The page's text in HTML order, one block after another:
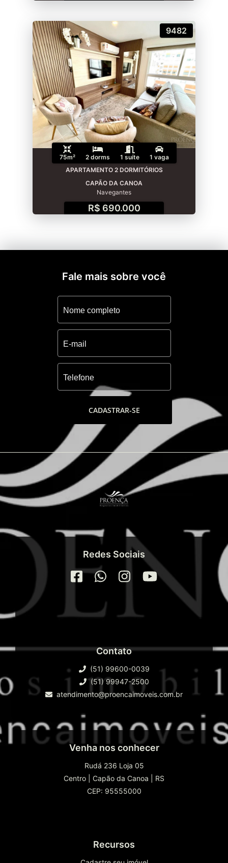
9482
75m² 2 dorms 1 suíte
1 vaga
APARTAMENTO 2 DORMITÓRIOS
CAPÃO DA CANOA
Navegantes
R$ 690.000
Fale mais sobre você
CADASTRAR-SE
Redes Sociais
Contato
(51) 99600-0039
(51) 99947-2500
atendimento@proencaimoveis.com.br
Venha nos conhecer
Rudá 236 Loja 05
Centro
Capão da Canoa
RS
CEP: 95555000
Recursos